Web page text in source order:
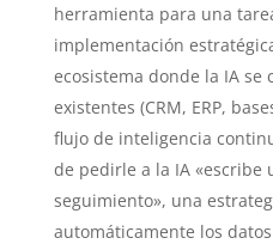
herramienta para una
implementación
ecosistema donde la IA se
existentes (CRM, ERP,
flujo de inteligencia
de pedirle a la IA «escribe
seguimiento», una
automáticamente los